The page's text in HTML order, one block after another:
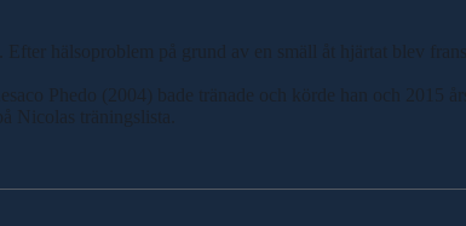
hälsoproblem på grund av en smäll åt hjärtat blev
Phedo (2004) bade tränade och körde han och 2015
Nicolas träningslista.